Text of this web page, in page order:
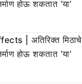
होऊ शकतात ‘या’
| अतिरिक्त मिठाचे
होऊ शकतात ‘या’